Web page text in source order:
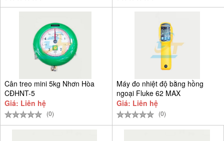
Cân treo mini 5kg Nhơn Hòa
CĐHNT-5
Giá: Liên hệ
(0)
Máy đo nhiệt độ bằng hồng
ngoại Fluke 62 MAX
Giá: Liên hệ
(0)